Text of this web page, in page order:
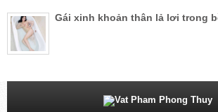
Gái xinh khoản thân lả lơi trong